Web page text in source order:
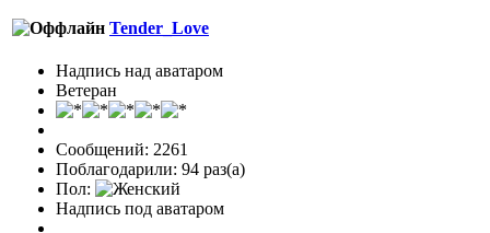
Tender_Love
Надпись над аватаром
Ветеран
Сообщений: 2261
Поблагодарили: 94 раз(а)
Пол:
Надпись под аватаром